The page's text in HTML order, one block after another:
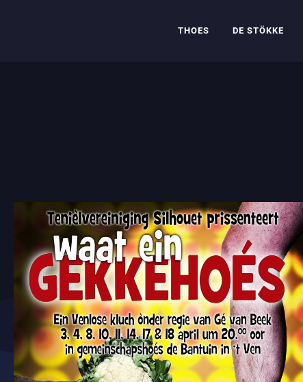
THOES DE STÖKKE